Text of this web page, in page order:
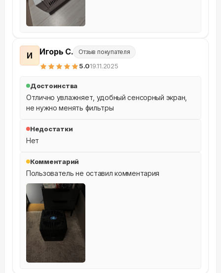
И Игорь С. Отзыв покупателя
5.019.11.2025
Достоинства
Отлично увлажняет, удобный сенсорный экран,
не нужно менять фильтры
Недостатки
Нет
Комментарий
Пользователь не оставил комментария